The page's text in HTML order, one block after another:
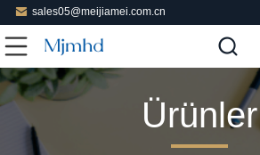
sales05@meijiamei.com.cn
Ürünler